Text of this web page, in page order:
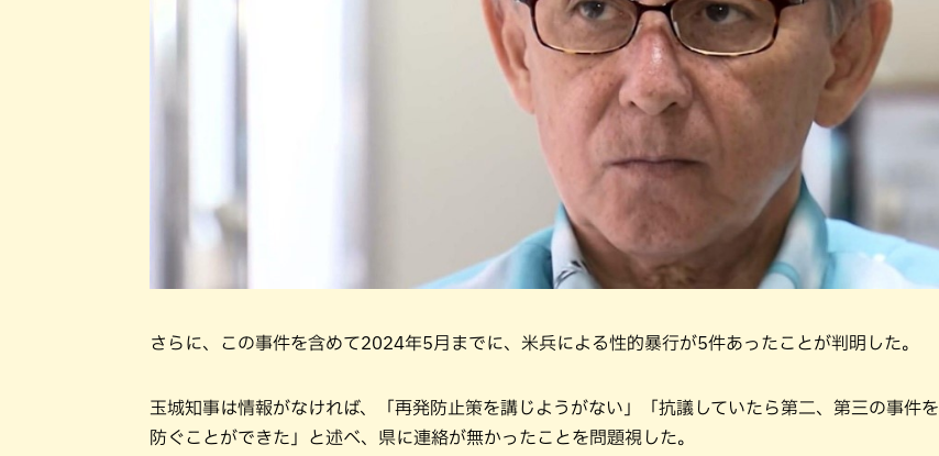
さらに、この事件を含めて2024年5月までに、米兵による性的暴行が5件あったことが判明した。
玉城知事は情報がなければ、「再発防止策を講じようがない」「抗議していたら第二、第三の事件を
防ぐことができた」と述べ、県に連絡が無かったことを問題視した。